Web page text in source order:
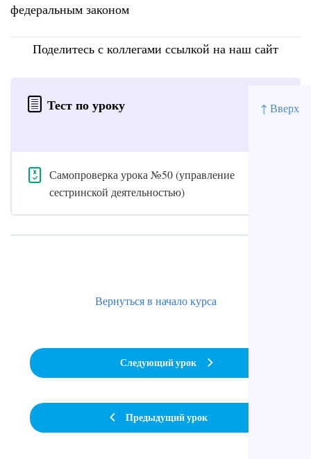
↑ Вверх
федеральным законом
Поделитесь с коллегами ссылкой на наш сайт
Тест по уроку
Самопроверка урока №50 (управление
сестринской деятельностью)
Предыдущий урок
Вернуться в начало курса
Следующий урок